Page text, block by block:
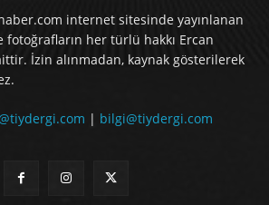
internet sitesinde yayınlanan
fotoğrafların her türlü hakkı Ercan
aittir. İzin alınmadan, kaynak gösterilerek
| bilgi@tiydergi.com